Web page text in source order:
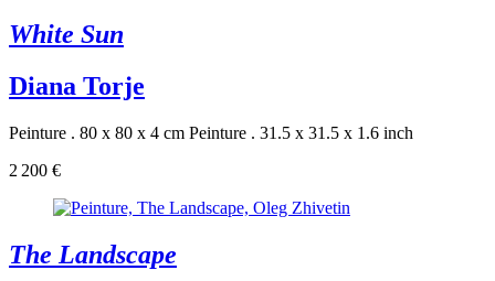
White Sun
Diana Torje
Peinture . 80 x 80 x 4 cm Peinture . 31.5 x 31.5 x 1.6 inch
2 200 €
The Landscape